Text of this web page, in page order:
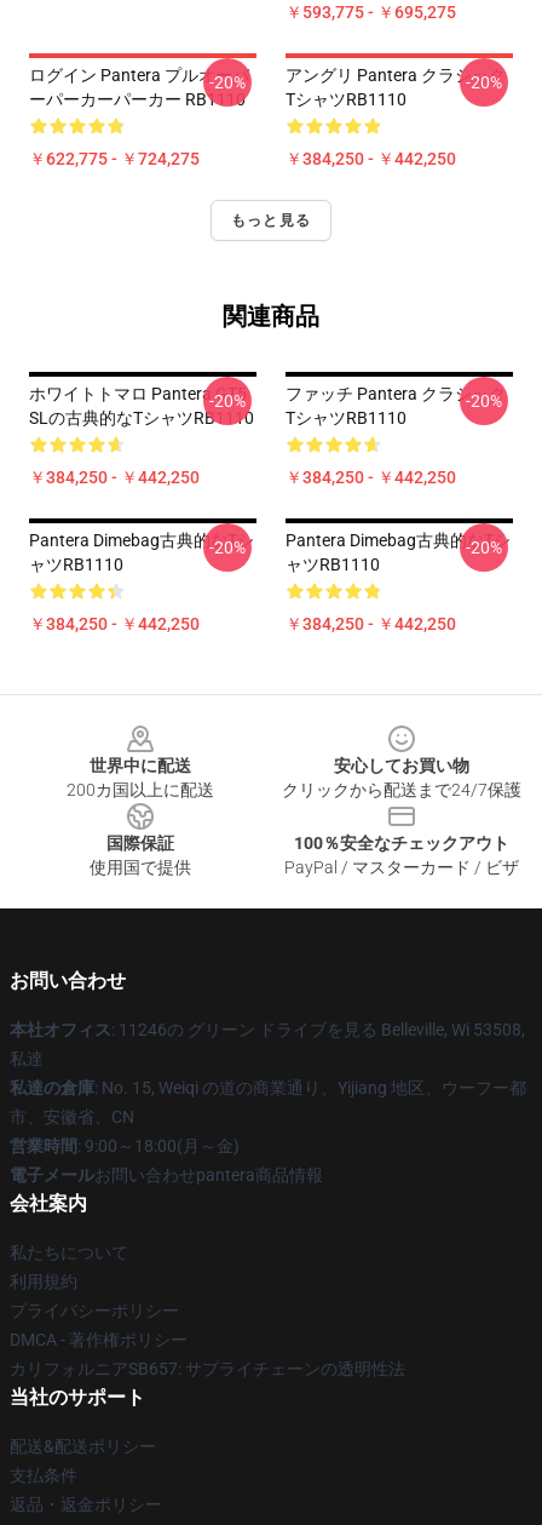
￥593,775 - ￥695,275
ログイン Pantera プルオーバ
ーパーカーパーカー RB1110
￥622,775 - ￥724,275
-20%
アングリ Pantera クラシック
TシャツRB1110
￥384,250 - ￥442,250
-20%
もっと見る
関連商品
ホワイトトマロ Pantera GT5
SLの古典的なTシャツRB1110
￥384,250 - ￥442,250
-20%
ファッチ Pantera クラシック
TシャツRB1110
￥384,250 - ￥442,250
-20%
Pantera Dimebag古典的なTシ
ャツRB1110
￥384,250 - ￥442,250
-20%
Pantera Dimebag古典的なTシ
ャツRB1110
￥384,250 - ￥442,250
-20%
世界中に配送
200カ国以上に配送
安心してお買い物
クリックから配送まで24/7保護
国際保証
使用国で提供
100％安全なチェックアウト
PayPal / マスターカード / ビザ
お問い合わせ
本社オフィス: 11246の グリーン ドライブを見る Belleville, Wi 53508,
私達
私達の倉庫: No. 15, Weiqi の道の商業通り、Yijiang 地区、ウーフー都
市、安徽省、CN
営業時間: 9:00～18:00(月～金)
電子メールお問い合わせpantera商品情報
会社案内
私たちについて
利用規約
プライバシーポリシー
DMCA - 著作権ポリシー
カリフォルニアSB657: サプライチェーンの透明性法
当社のサポート
配送&配送ポリシー
支払条件
返品・返金ポリシー